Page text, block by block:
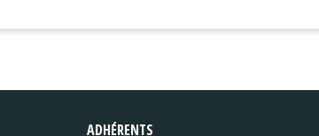
ADHÉRENTS